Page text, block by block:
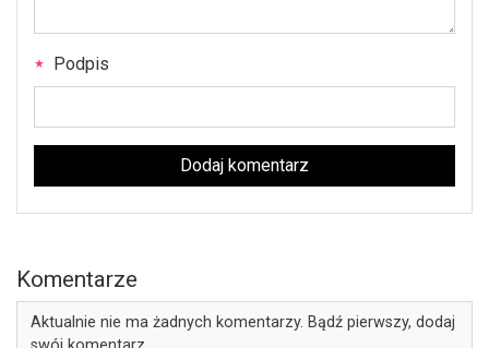
Podpis
Dodaj komentarz
Komentarze
Aktualnie nie ma żadnych komentarzy. Bądź pierwszy, dodaj